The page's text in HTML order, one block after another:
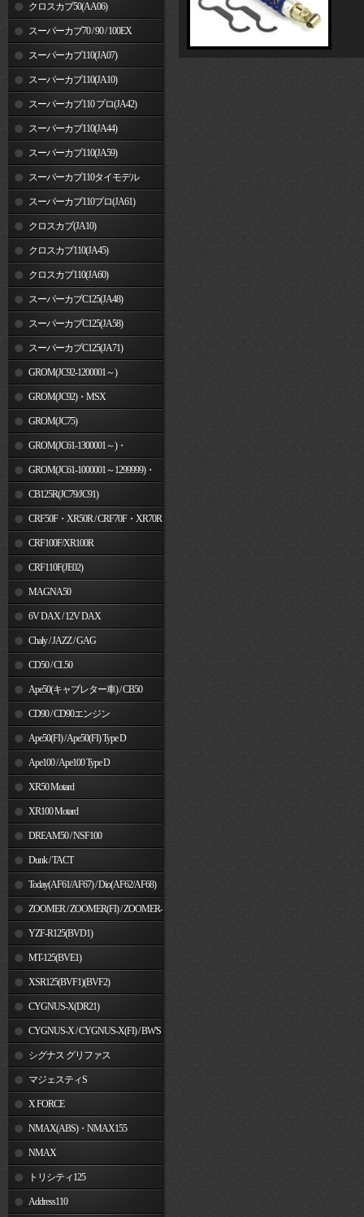
クロスカブ50(AA06)
スーパーカブ70 / 90 / 100EX
スーパーカブ110(JA07)
スーパーカブ110(JA10)
スーパーカブ110 プロ(JA42)
スーパーカブ110(JA44)
スーパーカブ110(JA59)
スーパーカブ110タイモデル
(MLHJA56)
スーパーカブ110プロ(JA61)
クロスカブ(JA10)
クロスカブ110(JA45)
クロスカブ110(JA60)
スーパーカブC125(JA48)
スーパーカブC125(JA58)
スーパーカブC125(JA71)
GROM(JC92-1200001～)
GROM(JC92)・MSX
GROM(MLHJC92)
GROM(JC75)
GROM(JC61-1300001～)・
MSX125SF
GROM(JC61-1000001～1299999)・
MSX125CB125R(JC79/JC91)
CRF50F・XR50R / CRF70F・XR70R
CRF100F/XR100R
CRF110F(JE02)
MAGNA50
6V DAX / 12V DAX
Chaly / JAZZ / GAG
CD50 / CL50
Ape50(キャブレター車) / CB50
CD90 / CD90エンジン
Ape50(FI) / Ape50(FI) Type D
Ape100 / Ape100 Type D
XR50 Motard
XR100 Motard
DREAM50 / NSF100
Dunk / TACT
Today(AF61/AF67) / Dio(AF62/AF68)
ZOOMER / ZOOMER(FI) / ZOOMER-
YZF-R125(BVD1)
MT-125(BVE1)
XSR125(BVF1)(BVF2)
CYGNUS-X(DR21)
CYGNUS-X / CYGNUS-X(FI) / BW'S
125 シグナス グリファス
マジェスティS
X FORCE
NMAX(ABS)・NMAX155
NMAX
トリシティ125
Address110